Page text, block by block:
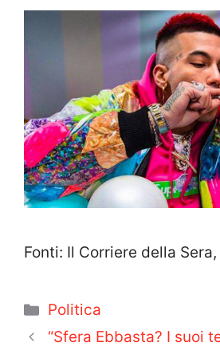
Fonti: Il Corriere della
Categorie
Politica
“Sfera Ebbasta? I suoi